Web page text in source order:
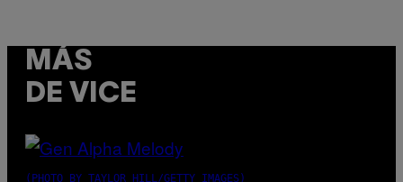
MÁS
DE VICE
(PHOTO BY TAYLOR HILL/GETTY IMAGES)